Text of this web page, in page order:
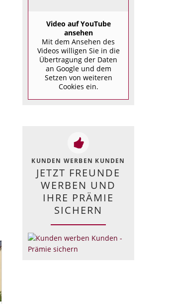
Video auf YouTube
ansehen
Mit dem Ansehen des
Videos willigen Sie in die
Übertragung der Daten
an Google und dem
Setzen von weiteren
Cookies ein.
KUNDEN WERBEN KUNDEN
JETZT FREUNDE
WERBEN UND
IHRE PRÄMIE
SICHERN